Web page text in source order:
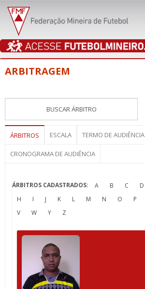
ARBITRAGEM
ÁRBITROS ESCALA TERMO DE AUDIÊNCIA
CRONOGRAMA DE AUDIÊNCIA
ÁRBITROS CADASTRADOS: A B C D
H
I J K L M N O P
V
W Y Z